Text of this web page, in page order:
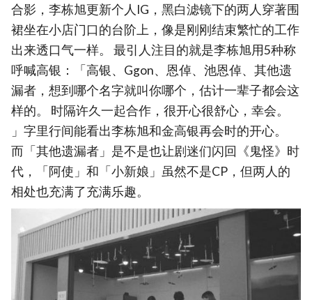
合影，李栋旭更新个人IG，黑白滤镜下的两人穿著围
裙坐在小店门口的台阶上，像是刚刚结束繁忙的工作
出来透口气一样。 最引人注目的就是李栋旭用5种称
呼喊高银：「高银、Ggon、恩倬、池恩倬、其他遗
漏者，想到哪个名字就叫你哪个，估计一辈子都会这
样的。 时隔许久一起合作，很开心很舒心，幸会。
」字里行间能看出李栋旭和金高银再会时的开心。
而「其他遗漏者」是不是也让剧迷们闪回《鬼怪》时
代，「阿使」和「小新娘」虽然不是CP，但两人的
相处也充满了充满乐趣。